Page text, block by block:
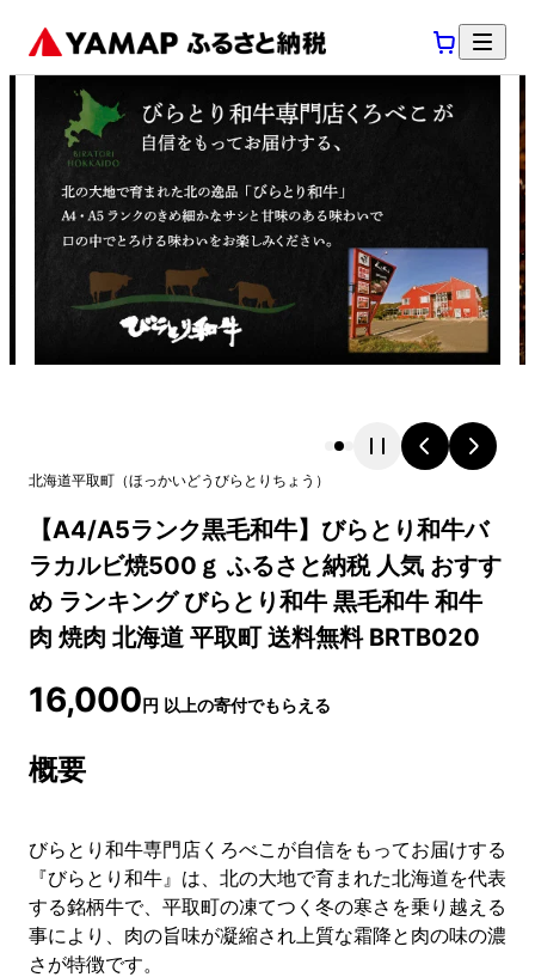
北海道平取町 （ほっかいどう びらとりちょう ）
【A4/A5ランク黒毛和牛】びらとり和牛バ
ラカルビ焼500ｇ ふるさと納税 人気 おすす
め ランキング びらとり和牛 黒毛和牛 和牛
肉 焼肉 北海道 平取町 送料無料 BRTB020
16,000円 以上の寄付でもらえる
概要
びらとり和牛専門店くろべこが自信をもってお届けする
『びらとり和牛』は、北の大地で育まれた北海道を代表
する銘柄牛で、平取町の凍てつく冬の寒さを乗り越える
事により、肉の旨味が凝縮され上質な霜降と肉の味の濃
さが特徴です。